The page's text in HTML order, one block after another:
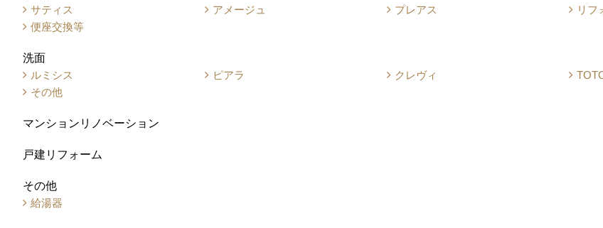
サティス
アメージュ プレアス リフ
便座交換等
洗面
ルミシス
ピアラ クレヴィ
その他
マンションリノベーション
戸建リフォーム
その他
給湯器